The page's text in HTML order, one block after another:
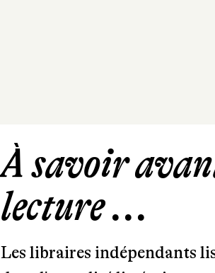
À savoir
lecture ...
Les libraires indépendants